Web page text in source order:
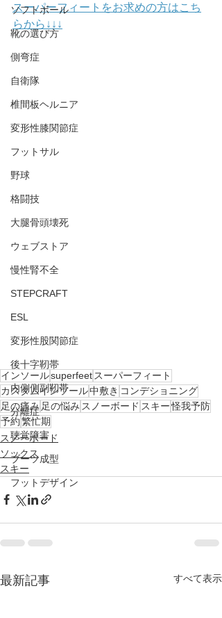
ソフトボール
靴の選び方
側弯症
自衛隊
椎間板ヘルニア
変形性膝関節症
フットサル
野球
格闘技
大腿骨頭壊死
ウェブストア
慢性腎不全
STEPCRAFT
ESL
変形性股関節症
後十字靭帯
内側側副靭帯
分離症
聴覚障害
ブーツ成型
フットデザイン
スーパーフィートをお求めの方はこち
らから↓↓↓
インソールsuperfeet スーパーフィート
カスタムインソール中敷き コンデショニング
足の痛み 足の悩み スノーボード スキー怪我予防
予約繁忙期
スノーボード
ソックス
スキー
最新記事 すべて表示